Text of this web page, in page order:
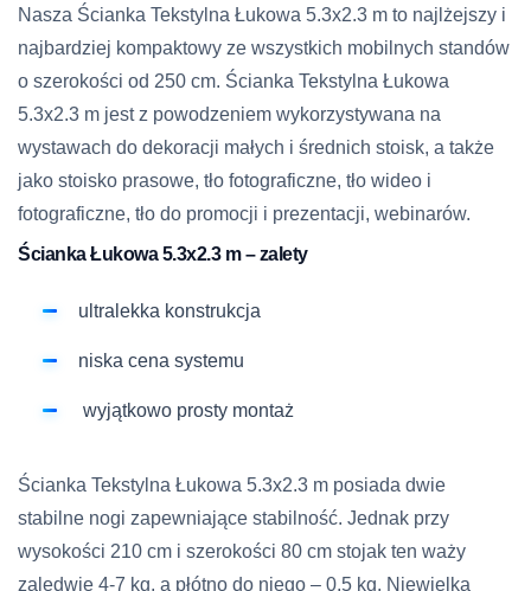
Nasza Ścianka Tekstylna Łukowa 5.3х2.3 m to najlżejszy i
najbardziej kompaktowy ze wszystkich mobilnych standów
o szerokości od 250 cm. Ścianka Tekstylna Łukowa
5.3х2.3 m jest z powodzeniem wykorzystywana na
wystawach do dekoracji małych i średnich stoisk, a także
jako stoisko prasowe, tło fotograficzne, tło wideo i
fotograficzne, tło do promocji i prezentacji, webinarów.
Ścianka Łukowa 5.3х2.3 m – zalety
ultralekka konstrukcja
niska cena systemu
wyjątkowo prosty montaż
Ścianka Tekstylna Łukowa 5.3х2.3 m posiada dwie
stabilne nogi zapewniające stabilność. Jednak przy
wysokości 210 cm i szerokości 80 cm stojak ten waży
zaledwie 4-7 kg, a płótno do niego – 0,5 kg. Niewielka